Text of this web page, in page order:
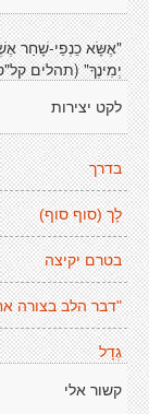
"אֶשָּׂא כַנְפֵי-שָׁחַר
יְמִינֶךָ" (תהלים
לקט יצירות
בדרך
לָך (סוף סוף)
בטרם יקיצה
"דבר הלב בצורה
גְדָל
קשור אלי